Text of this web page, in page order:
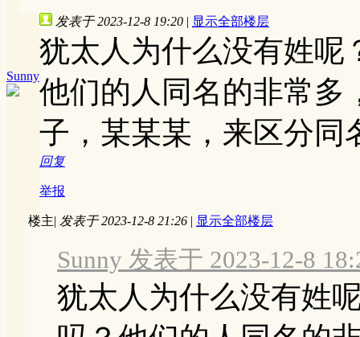
Sunny
发表于 2023-12-8 19:20 | 显示全部楼层
犹太人为什么没有姓呢
他们的人同名的非常多
子，某某某，来区分同
回复
举报
楼主| 发表于 2023-12-8 21:26 | 显示全部楼层
Sunny 发表于 2023-12-8
犹太人为什么没有姓